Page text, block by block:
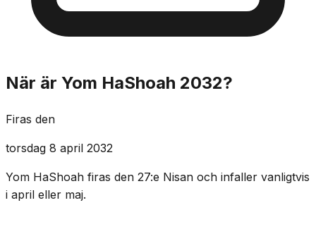
När är Yom HaShoah 2032?
Firas den
torsdag 8 april 2032
Yom HaShoah firas den 27:e Nisan och infaller vanligtvis
i april eller maj.